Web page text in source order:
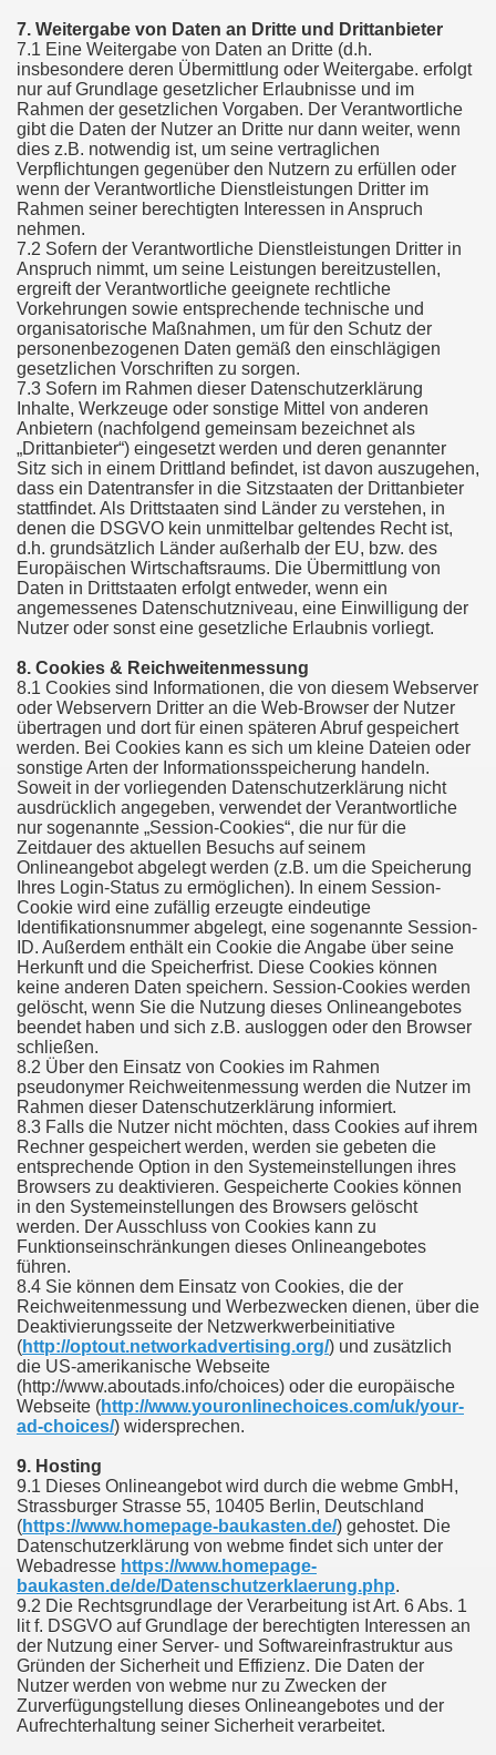
7. Weitergabe von Daten an Dritte und Drittanbieter
7.1 Eine Weitergabe von Daten an Dritte (d.h.
insbesondere deren Übermittlung oder Weitergabe. erfolgt
nur auf Grundlage gesetzlicher Erlaubnisse und im
Rahmen der gesetzlichen Vorgaben. Der Verantwortliche
gibt die Daten der Nutzer an Dritte nur dann weiter, wenn
dies z.B. notwendig ist, um seine vertraglichen
Verpflichtungen gegenüber den Nutzern zu erfüllen oder
wenn der Verantwortliche Dienstleistungen Dritter im
Rahmen seiner berechtigten Interessen in Anspruch
nehmen.
7.2 Sofern der Verantwortliche Dienstleistungen Dritter in
Anspruch nimmt, um seine Leistungen bereitzustellen,
ergreift der Verantwortliche geeignete rechtliche
Vorkehrungen sowie entsprechende technische und
organisatorische Maßnahmen, um für den Schutz der
personenbezogenen Daten gemäß den einschlägigen
gesetzlichen Vorschriften zu sorgen.
7.3 Sofern im Rahmen dieser Datenschutzerklärung
Inhalte, Werkzeuge oder sonstige Mittel von anderen
Anbietern (nachfolgend gemeinsam bezeichnet als
„Drittanbieter“) eingesetzt werden und deren genannter
Sitz sich in einem Drittland befindet, ist davon auszugehen,
dass ein Datentransfer in die Sitzstaaten der Drittanbieter
stattfindet. Als Drittstaaten sind Länder zu verstehen, in
denen die DSGVO kein unmittelbar geltendes Recht ist,
d.h. grundsätzlich Länder außerhalb der EU, bzw. des
Europäischen Wirtschaftsraums. Die Übermittlung von
Daten in Drittstaaten erfolgt entweder, wenn ein
angemessenes Datenschutzniveau, eine Einwilligung der
Nutzer oder sonst eine gesetzliche Erlaubnis vorliegt.
8. Cookies & Reichweitenmessung
8.1 Cookies sind Informationen, die von diesem Webserver
oder Webservern Dritter an die Web-Browser der Nutzer
übertragen und dort für einen späteren Abruf gespeichert
werden. Bei Cookies kann es sich um kleine Dateien oder
sonstige Arten der Informationsspeicherung handeln.
Soweit in der vorliegenden Datenschutzerklärung nicht
ausdrücklich angegeben, verwendet der Verantwortliche
nur sogenannte „Session-Cookies“, die nur für die
Zeitdauer des aktuellen Besuchs auf seinem
Onlineangebot abgelegt werden (z.B. um die Speicherung
Ihres Login-Status zu ermöglichen). In einem Session-
Cookie wird eine zufällig erzeugte eindeutige
Identifikationsnummer abgelegt, eine sogenannte Session-
ID. Außerdem enthält ein Cookie die Angabe über seine
Herkunft und die Speicherfrist. Diese Cookies können
keine anderen Daten speichern. Session-Cookies werden
gelöscht, wenn Sie die Nutzung dieses Onlineangebotes
beendet haben und sich z.B. ausloggen oder den Browser
schließen.
8.2 Über den Einsatz von Cookies im Rahmen
pseudonymer Reichweitenmessung werden die Nutzer im
Rahmen dieser Datenschutzerklärung informiert.
8.3 Falls die Nutzer nicht möchten, dass Cookies auf ihrem
Rechner gespeichert werden, werden sie gebeten die
entsprechende Option in den Systemeinstellungen ihres
Browsers zu deaktivieren. Gespeicherte Cookies können
in den Systemeinstellungen des Browsers gelöscht
werden. Der Ausschluss von Cookies kann zu
Funktionseinschränkungen dieses Onlineangebotes
führen.
8.4 Sie können dem Einsatz von Cookies, die der
Reichweitenmessung und Werbezwecken dienen, über die
Deaktivierungsseite der Netzwerkwerbeinitiative
(http://optout.networkadvertising.org/) und zusätzlich
die US-amerikanische Webseite
(http://www.aboutads.info/choices) oder die europäische
Webseite (http://www.youronlinechoices.com/uk/your-
ad-choices/) widersprechen.
9. Hosting
9.1 Dieses Onlineangebot wird durch die webme GmbH,
Strassburger Strasse 55, 10405 Berlin, Deutschland
(https://www.homepage-baukasten.de/) gehostet. Die
Datenschutzerklärung von webme findet sich unter der
Webadresse https://www.homepage-
baukasten.de/de/Datenschutzerklaerung.php.
9.2 Die Rechtsgrundlage der Verarbeitung ist Art. 6 Abs. 1
lit f. DSGVO auf Grundlage der berechtigten Interessen an
der Nutzung einer Server- und Softwareinfrastruktur aus
Gründen der Sicherheit und Effizienz. Die Daten der
Nutzer werden von webme nur zu Zwecken der
Zurverfügungstellung dieses Onlineangebotes und der
Aufrechterhaltung seiner Sicherheit verarbeitet.